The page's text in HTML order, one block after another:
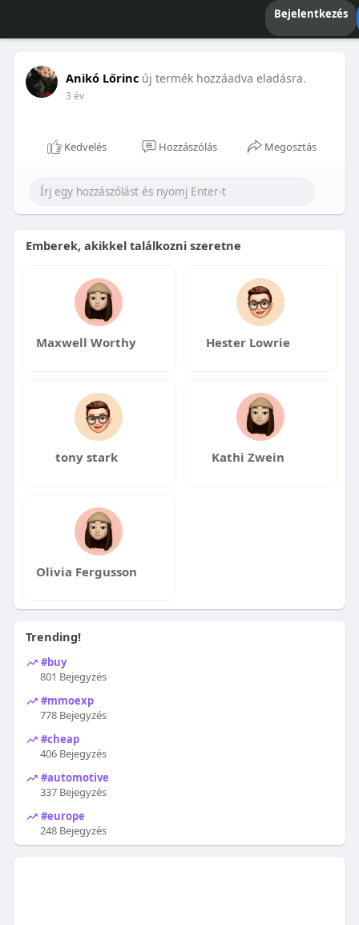
Bejelentkezés
Anikó Lőrinc új termék hozzáadva eladásra.
3 év
Kedvelés Hozzászólás Megosztás
Emberek, akikkel találkozni szeretne
Maxwell Worthy Hester Lowrie
tony stark Kathi Zwein
Olivia Fergusson
Trending!
#buy
801 Bejegyzés
#mmoexp
778 Bejegyzés
#cheap
406 Bejegyzés
#automotive
337 Bejegyzés
#europe
248 Bejegyzés